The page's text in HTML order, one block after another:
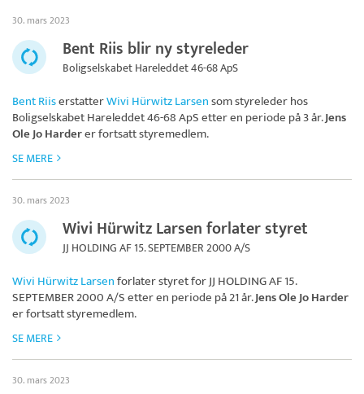
30. mars 2023
Bent Riis blir ny styreleder
Boligselskabet Hareleddet 46-68 ApS
Bent RiiserstatterWivi Hürwitz Larsensom styreleder hos
Boligselskabet Hareleddet 46-68 ApSetter en periode på 3 år.Jens
Ole Jo Harderer fortsatt styremedlem.
SE MERE
30. mars 2023
Wivi Hürwitz Larsen forlater styret
JJ HOLDING AF 15. SEPTEMBER 2000 A/S
Wivi Hürwitz Larsenforlater styret forJJ HOLDING AF 15.
SEPTEMBER 2000 A/Setter en periode på 21 år.Jens Ole Jo Harder
er fortsatt styremedlem.
SE MERE
30. mars 2023